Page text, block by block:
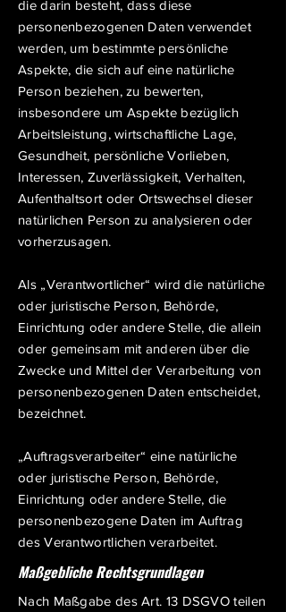
die darin besteht, dass diese
personenbezogenen Daten verwendet
werden, um bestimmte persönliche
Aspekte, die sich auf eine natürliche
Person beziehen, zu bewerten,
insbesondere um Aspekte bezüglich
Arbeitsleistung, wirtschaftliche Lage,
Gesundheit, persönliche Vorlieben,
Interessen, Zuverlässigkeit, Verhalten,
Aufenthaltsort oder Ortswechsel dieser
natürlichen Person zu analysieren oder
vorherzusagen.
Als „Verantwortlicher“ wird die natürliche
oder juristische Person, Behörde,
Einrichtung oder andere Stelle, die allein
oder gemeinsam mit anderen über die
Zwecke und Mittel der Verarbeitung von
personenbezogenen Daten entscheidet,
bezeichnet.
„Auftragsverarbeiter“ eine natürliche
oder juristische Person, Behörde,
Einrichtung oder andere Stelle, die
personenbezogene Daten im Auftrag
des Verantwortlichen verarbeitet.
Maßgebliche Rechtsgrundlagen
Nach Maßgabe des Art. 13 DSGVO teilen